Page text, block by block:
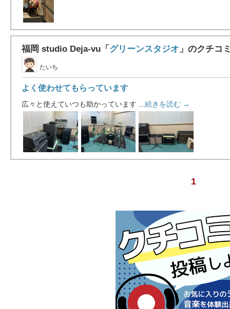
福岡 studio Deja-vu「 グリーンスタジオ 」のクチコ
たいち
よく使わせてもらっています
広々と使えていつも助かっています ... 続きを読む →
1